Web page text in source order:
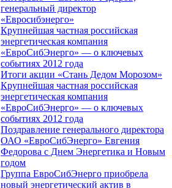
генеральный директор
«Евросибэнерго»
Крупнейшая частная российская
энергетическая компания
«ЕвроСибЭнерго» — о ключевых
событиях 2012 года
Итоги акции «Стань Дедом Морозом»
Крупнейшая частная российская
энергетическая компания
«ЕвроСибЭнерго» — о ключевых
событиях 2012 года
Поздравление генерального директора
ОАО «ЕвроСибЭнерго» Евгения
Федорова с Днем Энергетика и Новым
годом
Группа ЕвроСибЭнерго приобрела
новый энергетический актив в